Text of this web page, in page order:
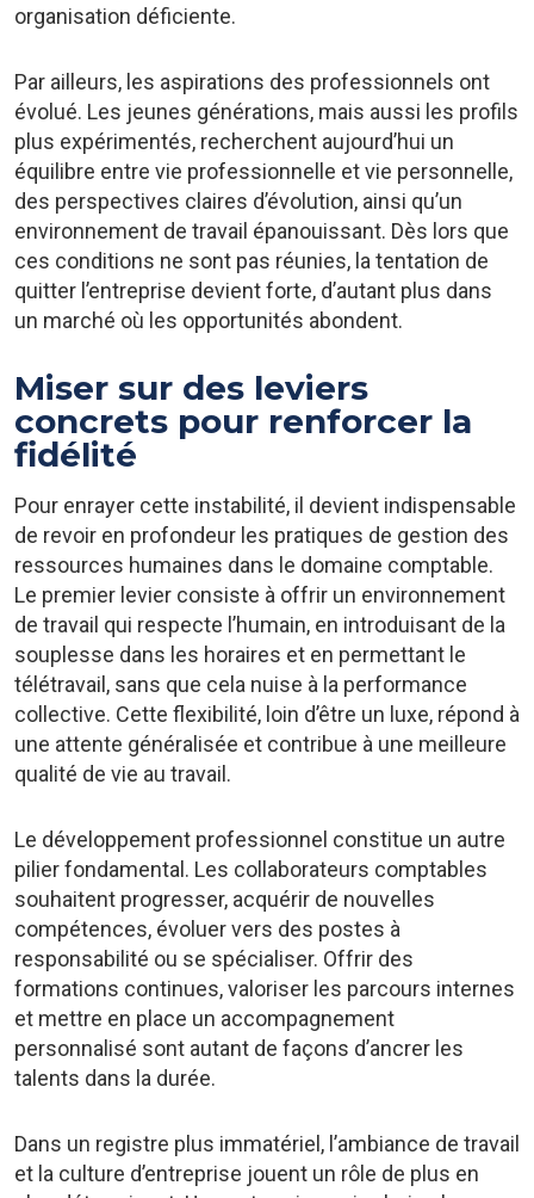
organisation déficiente.
Par ailleurs, les aspirations des professionnels ont
évolué. Les jeunes générations, mais aussi les profils
plus expérimentés, recherchent aujourd’hui un
équilibre entre vie professionnelle et vie personnelle,
des perspectives claires d’évolution, ainsi qu’un
environnement de travail épanouissant. Dès lors que
ces conditions ne sont pas réunies, la tentation de
quitter l’entreprise devient forte, d’autant plus dans
un marché où les opportunités abondent.
Miser sur des leviers
concrets pour renforcer la
fidélité
Pour enrayer cette instabilité, il devient indispensable
de revoir en profondeur les pratiques de gestion des
ressources humaines dans le domaine comptable.
Le premier levier consiste à offrir un environnement
de travail qui respecte l’humain, en introduisant de la
souplesse dans les horaires et en permettant le
télétravail, sans que cela nuise à la performance
collective. Cette flexibilité, loin d’être un luxe, répond à
une attente généralisée et contribue à une meilleure
qualité de vie au travail.
Le développement professionnel constitue un autre
pilier fondamental. Les collaborateurs comptables
souhaitent progresser, acquérir de nouvelles
compétences, évoluer vers des postes à
responsabilité ou se spécialiser. Offrir des
formations continues, valoriser les parcours internes
et mettre en place un accompagnement
personnalisé sont autant de façons d’ancrer les
talents dans la durée.
Dans un registre plus immatériel, l’ambiance de travail
et la culture d’entreprise jouent un rôle de plus en